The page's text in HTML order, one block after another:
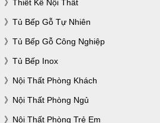
Thiết Kế Nội Thất
Tủ Bếp Gỗ Tự Nhiên
Tủ Bếp Gỗ Công Nghiệp
Tủ Bếp Inox
Nội Thất Phòng Khách
Nội Thất Phòng Ngủ
Nội Thất Phòng Trẻ Em